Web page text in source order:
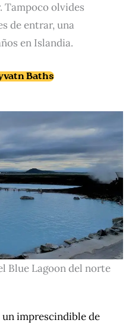
Tampoco olvides
de entrar, una
en Islandia.
Baths
Blue Lagoon del norte
imprescindible de